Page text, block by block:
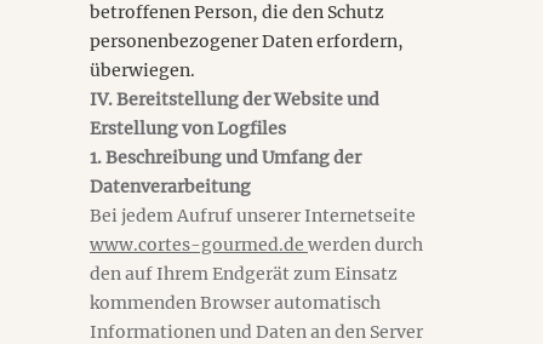
betroffenen Person, die den Schutz
personenbezogener Daten erfordern,
überwiegen.
IV. Bereitstellung der Website und
Erstellung von Logfiles
1. Beschreibung und Umfang der
Datenverarbeitung
Bei jedem Aufruf unserer Internetseite
www.cortes-gourmed.de werden durch
den auf Ihrem Endgerät zum Einsatz
kommenden Browser automatisch
Informationen und Daten an den Server